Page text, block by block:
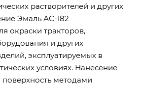
растворителей и других
Эмаль АС-182
окраски тракторов,
и других
эксплуатируемых в
условиях. Нанесение
методами